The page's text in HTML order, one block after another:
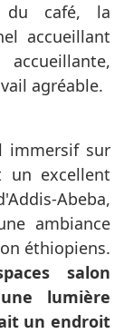
du café, la
accueillant
agréable.
immersif sur
un excellent
Abeba,
ambiance
éthiopiens.
salon
lumière
un endroit